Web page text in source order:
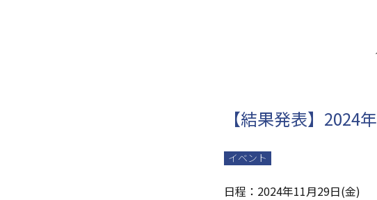
【結果発表】2024
イベント
日程： 2024年11月29日(金)